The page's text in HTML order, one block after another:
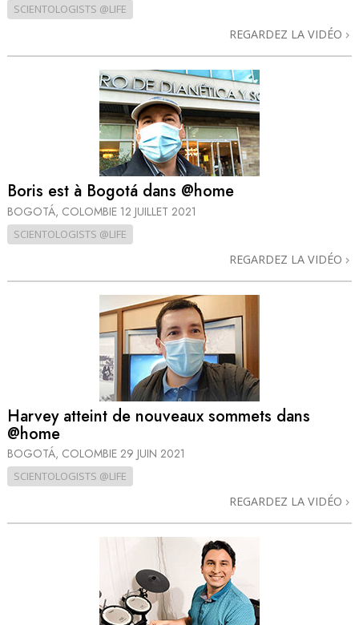
SCIENTOLOGISTS @LIFE
REGARDEZ LA VIDÉO
Boris est à Bogotá dans @home
BOGOTÁ, COLOMBIE 12 JUILLET 2021
SCIENTOLOGISTS @LIFE
REGARDEZ LA VIDÉO
Harvey atteint de nouveaux sommets dans
@home
BOGOTÁ, COLOMBIE 29 JUIN 2021
SCIENTOLOGISTS @LIFE
REGARDEZ LA VIDÉO